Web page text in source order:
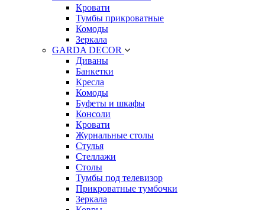
Кровати
Тумбы прикроватные
Комоды
Зеркала
GARDA DECOR
Диваны
Банкетки
Кресла
Комоды
Буфеты и шкафы
Консоли
Кровати
Журнальные столы
Стулья
Стеллажи
Столы
Тумбы под телевизор
Прикроватные тумбочки
Зеркала